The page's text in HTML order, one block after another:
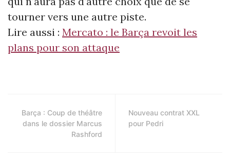
tourner vers une autre piste.
Lire aussi : Mercato : le Barça revoit les
plans pour son attaque
Barça : Coup de théâtre
dans le dossier Marcus
Rashford
Nouveau contrat XXL
pour Pedri